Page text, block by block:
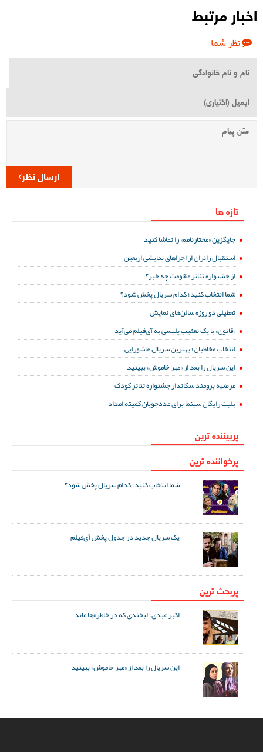
اخبار مرتبط
نظر شما
ارسال نظر
تازه ها
جایگزین «مختارنامه» را تماشا کنید
استقبال زائران از اجراهای نمایشی اربعین
از جشنواره تئاتر مقاومت چه خبر؟
شما انتخاب کنید؛ کدام سریال پخش شود؟
تعطیلی دو روزه سالن‌های نمایش
«قانون» با یک تعقیب پلیسی به آی‌فیلم می‌آید
انتخاب مخاطبان؛ بهترین سریال عاشورایی
این سریال را بعد از «مهر خاموش» ببینید
مرضیه برومند سکاندار جشنواره تئاتر کودک
بلیت رایگان سینما برای مددجویان کمیته امداد
پربیننده ترین
پرخواننده ترین
شما انتخاب کنید؛ کدام سریال پخش شود؟
یک سریال جدید در جدول پخش آی‌فیلم
پربحث ترین
اکبر عبدی؛ لبخندی که در خاطره‌ها ماند
این سریال را بعد از «مهر خاموش» ببینید